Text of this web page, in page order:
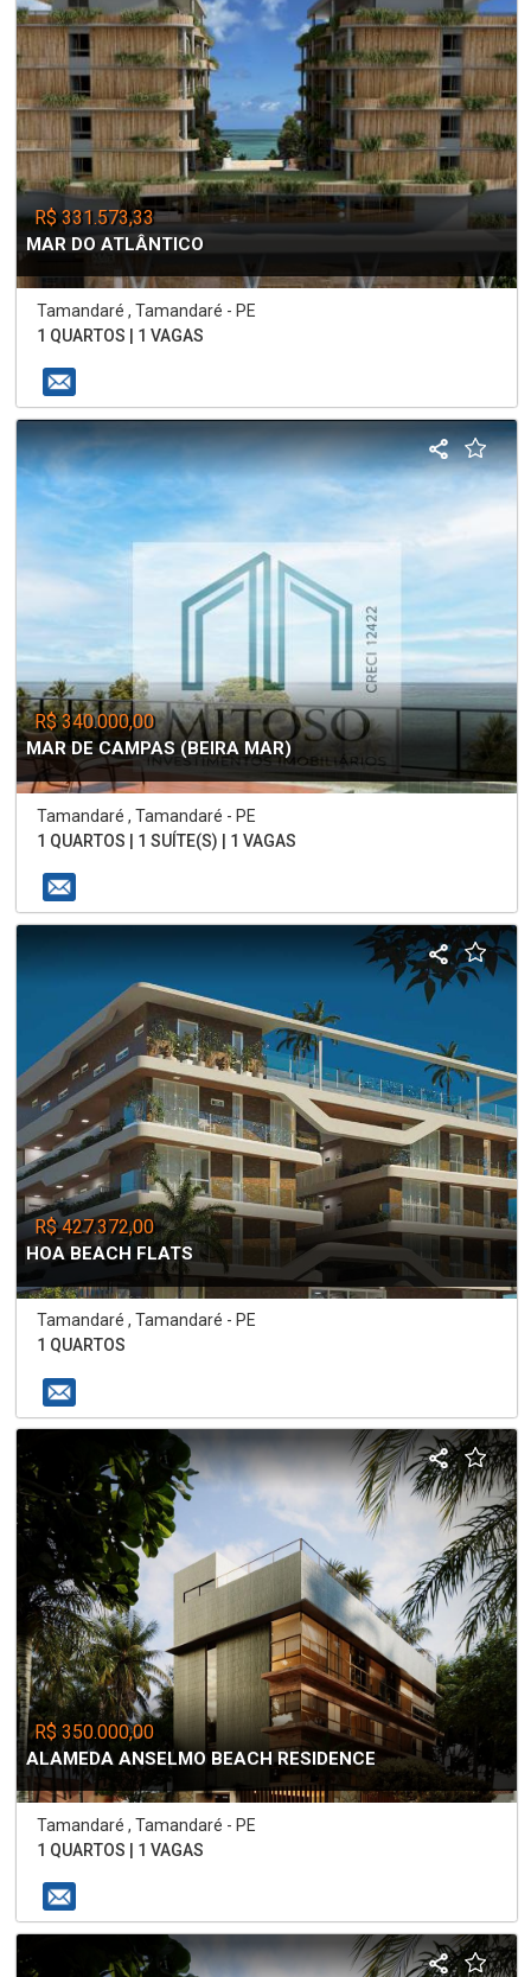
R$ 331.573,33
MAR DO ATLÂNTICO
Tamandaré , Tamandaré - PE
1 QUARTOS | 1 VAGAS
R$ 340.000,00
MAR DE CAMPAS (BEIRA MAR)
Tamandaré , Tamandaré - PE
1 QUARTOS | 1 SUÍTE(S) | 1 VAGAS
R$ 427.372,00
HOA BEACH FLATS
Tamandaré , Tamandaré - PE
1 QUARTOS
R$ 350.000,00
ALAMEDA ANSELMO BEACH RESIDENCE
Tamandaré , Tamandaré - PE
1 QUARTOS | 1 VAGAS